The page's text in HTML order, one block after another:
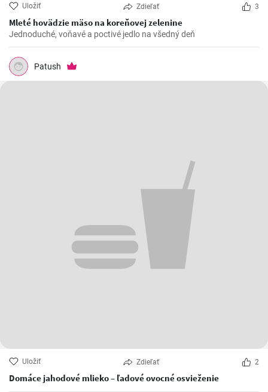
Uložiť Zdieľať 3
Mleté hovädzie mäso na koreňovej zelenine
Jednoduché, voňavé a poctivé jedlo na všedný deň
Patush
Uložiť Zdieľať 2
Domáce jahodové mlieko – ľadové ovocné osvieženie